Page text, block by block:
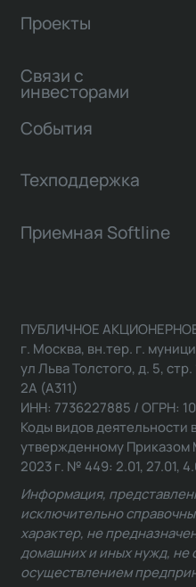
Проекты
Связи с
инвесторами
События
Техподдержка
Приемная Softline
ПУБЛИЧНОЕ
г. Москва, вн.тер. г.
ул Льва Толстого, д. 5,
2А (А311)
ИНН: 7736227885 / ОГРН:
Коды видов деятельности
утвержденному Приказом
2023 г. № 449: 2.01, 27.01,
Информация,
исключительно
характер, не
домашних и иных нужд, не
осуществлением